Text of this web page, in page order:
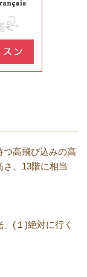
つ高飛び込みの高
、13階に相当
(１)絶対に行く